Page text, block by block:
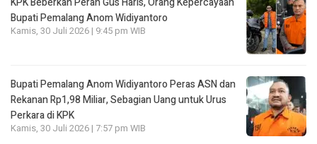
Bupati Pemalang Anom Widiyantoro
Kamis, 30 Juli 2026 | 9:45 pm WIB
Bupati Pemalang Anom Widiyantoro Peras ASN dan
Rekanan Rp1,98 Miliar, Sebagian Uang untuk Urus
Perkara di KPK
Kamis, 30 Juli 2026 | 7:57 pm WIB